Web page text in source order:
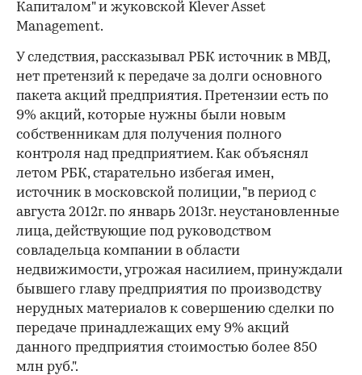
Капиталом" и жуковской Klever Asset
Management.
У следствия, рассказывал РБК источник в МВД,
нет претензий к передаче за долги основного
пакета акций предприятия. Претензии есть по
9% акций, которые нужны были новым
собственникам для получения полного
контроля над предприятием. Как объяснял
летом РБК, старательно избегая имен,
источник в московской полиции, "в период с
августа 2012г. по январь 2013г. неустановленные
лица, действующие под руководством
совладельца компании в области
недвижимости, угрожая насилием, принуждали
бывшего главу предприятия по производству
нерудных материалов к совершению сделки по
передаче принадлежащих ему 9% акций
данного предприятия стоимостью более 850
млн руб.".